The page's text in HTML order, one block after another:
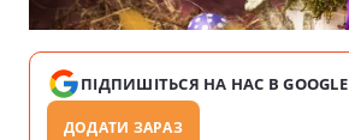
ПІДПИШІТЬСЯ НА НАС В GOOGLE
ДОДАТИ ЗАРАЗ